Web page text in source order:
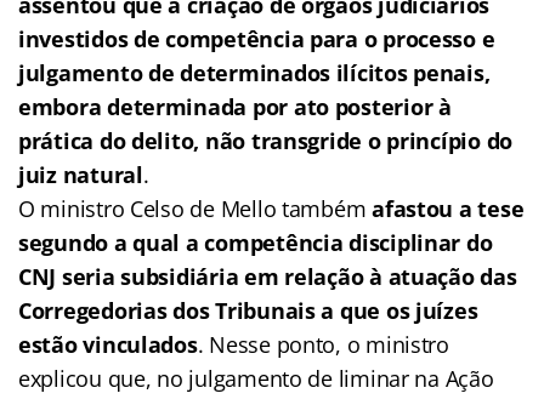
investidos de competência para o processo e
julgamento de determinados ilícitos penais,
embora determinada por ato posterior à
prática do delito, não transgride o princípio do
juiz natural.
O ministro Celso de Mello tambémafastou a tese
segundo a qual a competência disciplinar do
CNJ seria subsidiária em relação à atuação das
Corregedorias dos Tribunais a que os juízes
estão vinculados. Nesse ponto, o ministro
explicou que, no julgamento de liminar na Ação